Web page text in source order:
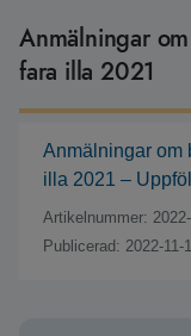
Anmälningar
fara illa 2021
Anmälningar om
illa 2021 –
Artikelnummer:
Publicerad: 2022-11-